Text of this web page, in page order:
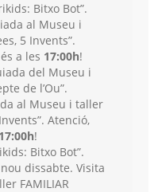
Bitxo Bot”.
al Museu i
5 Invents”.
a les 17:00h!
del Museu i
de l’Ou”.
al Museu i taller
Atenció,
17:00h!
Bitxo Bot”.
dissabte. Visita
FAMILIAR